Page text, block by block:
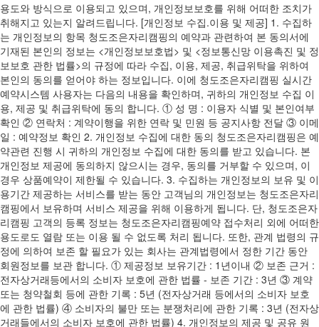
용도와 방식으로 이용되고 있으며, 개인정보보호를 위해 어떠한 조치가
취해지고 있는지 알려드립니다. [개인정보 수집.이용 및 제공] 1. 수집하
는 개인정보의 항목 청도조은자리캠핑의 예약과 관련하여 본 동의서에
기재된 본인의 정보는 <개인정보보호법> 및 <정보통신망 이용촉진 및 정
보보호 관한 법률>의 규정에 따라 수집, 이용, 제공, 취급위탁을 위하여
본인의 동의를 얻어야 하는 정보입니다. 이에 청도조은자리캠핑 실시간
예약시스템 사용자는 다음의 내용을 확인하며, 귀하의 개인정보 수집 이
용, 제공 및 취급위탁에 동의 합니다. ① 성 명 : 이용자 식별 및 본인여부
확인 ② 연락처 : 계약이행을 위한 연락 및 민원 등 공지사항 전달 ③ 이메
일 : 예약정보 확인 2. 개인정보 수집에 대한 동의 청도조은자리캠핑은 예
약관련 진행 시 귀하의 개인정보 수집에 대한 동의를 받고 있습니다. 본
개인정보 제공에 동의하지 않으시는 경우, 동의를 거부할 수 있으며, 이
경우 상품예약이 제한될 수 있습니다. 3. 수집하는 개인정보의 보유 및 이
용기간 제공하는 서비스를 받는 동안 고객님의 개인정보는 청도조은자리
캠핑에서 보유하며 서비스 제공을 위해 이용하게 됩니다. 단, 청도조은자
리캠핑 고객의 등록 정보는 청도조은자리캠핑예약 접수처리 외에 어떠한
용도로도 열람 또는 이용 될 수 없도록 처리 됩니다. 또한, 관계 법령의 규
정에 의하여 보존 할 필요가 있는 회사는 관계법령에서 정한 기간 동안
회원정보를 보관 합니다. ① 제공정보 보유기간 : 1년이내 ② 보존 근거 :
전자상거래등에서의 소비자 보호에 관한 법률 - 보존 기간 : 3년 ③ 계약
또는 청약철회 등에 관한 기록 : 5년 (전자상거래 등에서의 소비자 보호
에 관한 법률) ④ 소비자의 불만 또는 분쟁처리에 관한 기록 : 3년 (전자상
거래들에서의 소비자 보호에 관한 법률) 4. 개인정보의 제공 및 공유 원